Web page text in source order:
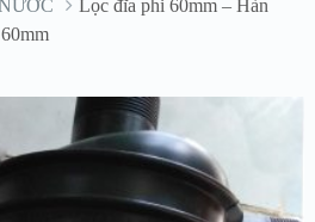
Lọc đĩa phi 60mm – Hàn